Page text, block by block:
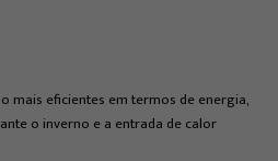
mais eficientes em termos de energia,
o inverno e a entrada de calor